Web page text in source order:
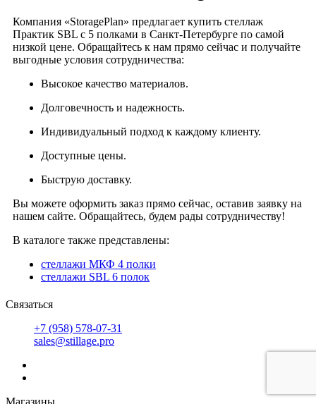
Компания «StoragePlan» предлагает купить стеллаж
Практик SBL с 5 полками в Санкт-Петербурге по самой
низкой цене. Обращайтесь к нам прямо сейчас и получайте
выгодные условия сотрудничества:
Высокое качество материалов.
Долговечность и надежность.
Индивидуальный подход к каждому клиенту.
Доступные цены.
Быструю доставку.
Вы можете оформить заказ прямо сейчас, оставив заявку на
нашем сайте. Обращайтесь, будем рады сотрудничеству!
В каталоге также представлены:
стеллажи МКФ 4 полки
стеллажи SBL 6 полок
Связаться
+7 (958) 578-07-31
sales@stillage.pro